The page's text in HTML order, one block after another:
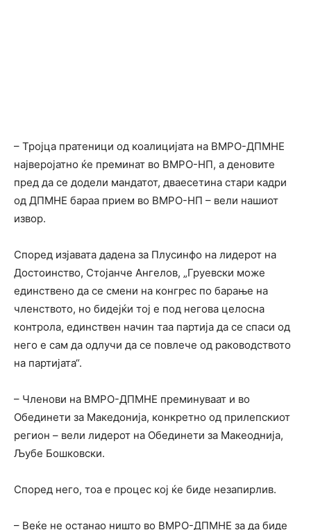
– Тројца пратеници од коалицијата на ВМРО-ДПМНЕ
најверојатно ќе преминат во ВМРО-НП, а деновите
пред да се додели мандатот, дваесетина стари кадри
од ДПМНЕ бараа прием во ВМРО-НП – вели нашиот
извор.
Според изјавата дадена за Плусинфо на лидерот на
Достоинство, Стојанче Ангелов, „Груевски може
единствено да се смени на конгрес по барање на
членството, но бидејќи тој е под негова целосна
контрола, единствен начин таа партија да се спаси од
него е сам да одлучи да се повлече од раководството
на партијата“.
– Членови на ВМРО-ДПМНЕ преминуваат и во
Обединети за Македонија, конкретно од прилепскиот
регион – вели лидерот на Обединети за Макеоднија,
Љубе Бошковски.
Според него, тоа е процес кој ќе биде незапирлив.
– Веќе не останао ништо во ВМРО-ДПМНЕ за да биде